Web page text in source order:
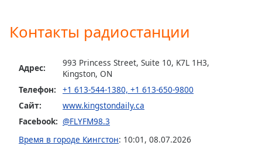
Opacity
Edge
Style
Контакты радиостанции
Адрес:
993 Princess Street, Suite 10, K7L 1H3,
Kingston, ON
Телефон:
+1 613-544-1380, +1 613-650-9800
Сайт:
www.kingstondaily.ca
Facebook: @FLYFM98.3
Время в городе Кингстон: 10:01 , 08.07.2026